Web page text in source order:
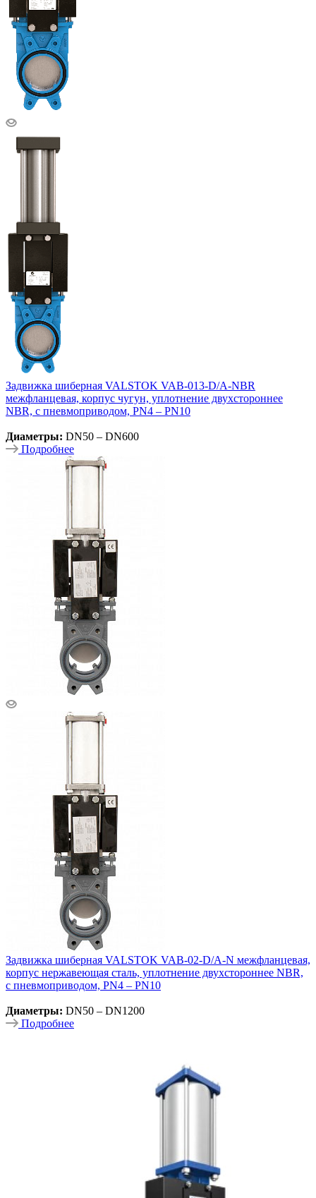
Задвижка шиберная VALSTOK VAB-013-D/A-NBR
межфланцевая, корпус чугун, уплотнение двухстороннее
NBR, с пневмоприводом, PN4 – PN10
Диаметры: DN50 – DN600
Подробнее
Задвижка шиберная VALSTOK VAB-02-D/A-N межфланцевая,
корпус нержавеющая сталь, уплотнение двухстороннее NBR,
с пневмоприводом, PN4 – PN10
Диаметры: DN50 – DN1200
Подробнее